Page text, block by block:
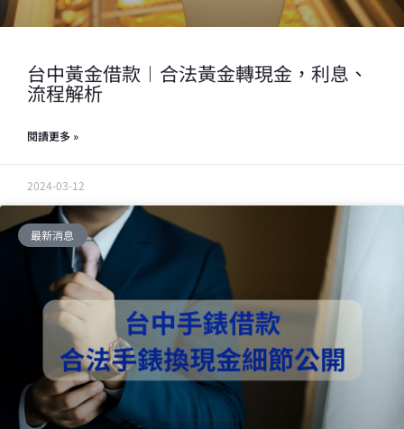
台中黃金借款︱合法黃金轉現金，利息、
流程解析
閱讀更多 »
2024-03-12
最新消息